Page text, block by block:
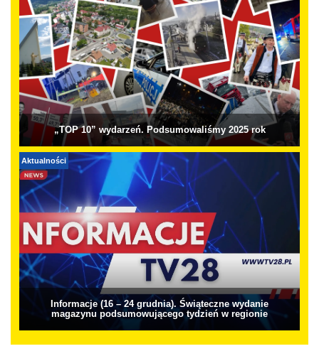
„TOP 10” wydarzeń. Podsumowaliśmy 2025 rok
Aktualności
Informacje (16 – 24 grudnia). Świąteczne wydanie
magazynu podsumowującego tydzień w regionie